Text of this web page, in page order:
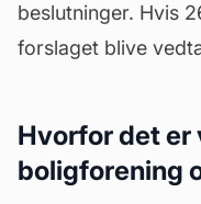
beslutninger. Hvis
forslaget blive
Hvorfor det
boligforening